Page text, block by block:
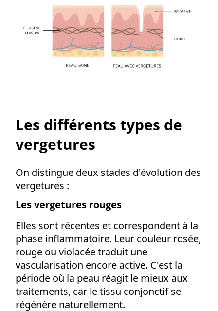
Les différents types de
vergetures
On distingue deux stades d'évolution des
vergetures :
Les vergetures rouges
Elles sont récentes et correspondent à la
phase inflammatoire. Leur couleur rosée,
rouge ou violacée traduit une
vascularisation encore active. C'est la
période où la peau réagit le mieux aux
traitements, car le tissu conjonctif se
régénère naturellement.